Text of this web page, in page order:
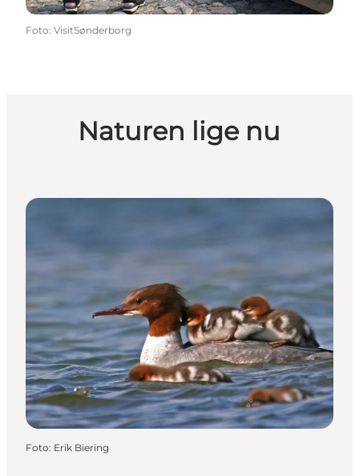
Foto: VisitSønderborg
Naturen lige nu
Foto: Erik Biering